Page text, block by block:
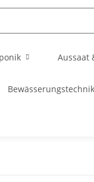
Aussaat
Bewässerungstechnik